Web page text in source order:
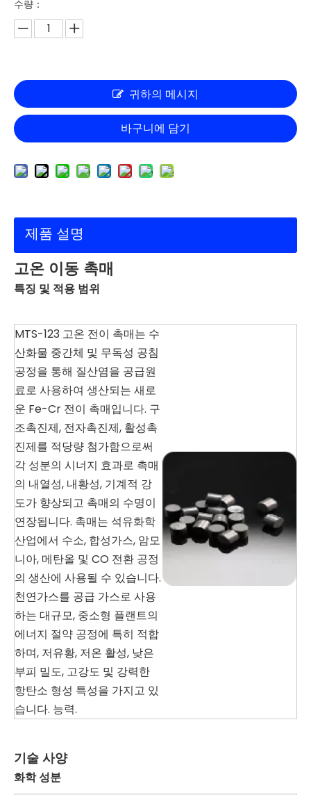
수량：
귀하의 메시지
바구니에 담기
제품 설명
고온 이동 촉매
특징 및 적용 범위
MTS-123 고온 전이 촉매는 수
산화물 중간체 및 무독성 공침
공정을 통해 질산염을 공급원
료로 사용하여 생산되는 새로
운 Fe-Cr 전이 촉매입니다. 구
조촉진제, 전자촉진제, 활성촉
진제를 적당량 첨가함으로써
각 성분의 시너지 효과로 촉매
의 내열성, 내황성, 기계적 강
도가 향상되고 촉매의 수명이
연장됩니다. 촉매는 석유화학
산업에서 수소, 합성가스, 암모
니아, 메탄올 및 CO 전환 공정
의 생산에 사용될 수 있습니다.
천연가스를 공급 가스로 사용
하는 대규모, 중소형 플랜트의
에너지 절약 공정에 특히 적합
하며, 저유황, 저온 활성, 낮은
부피 밀도, 고강도 및 강력한
항탄소 형성 특성을 가지고 있
습니다. 능력.
기술 사양
화학 성분